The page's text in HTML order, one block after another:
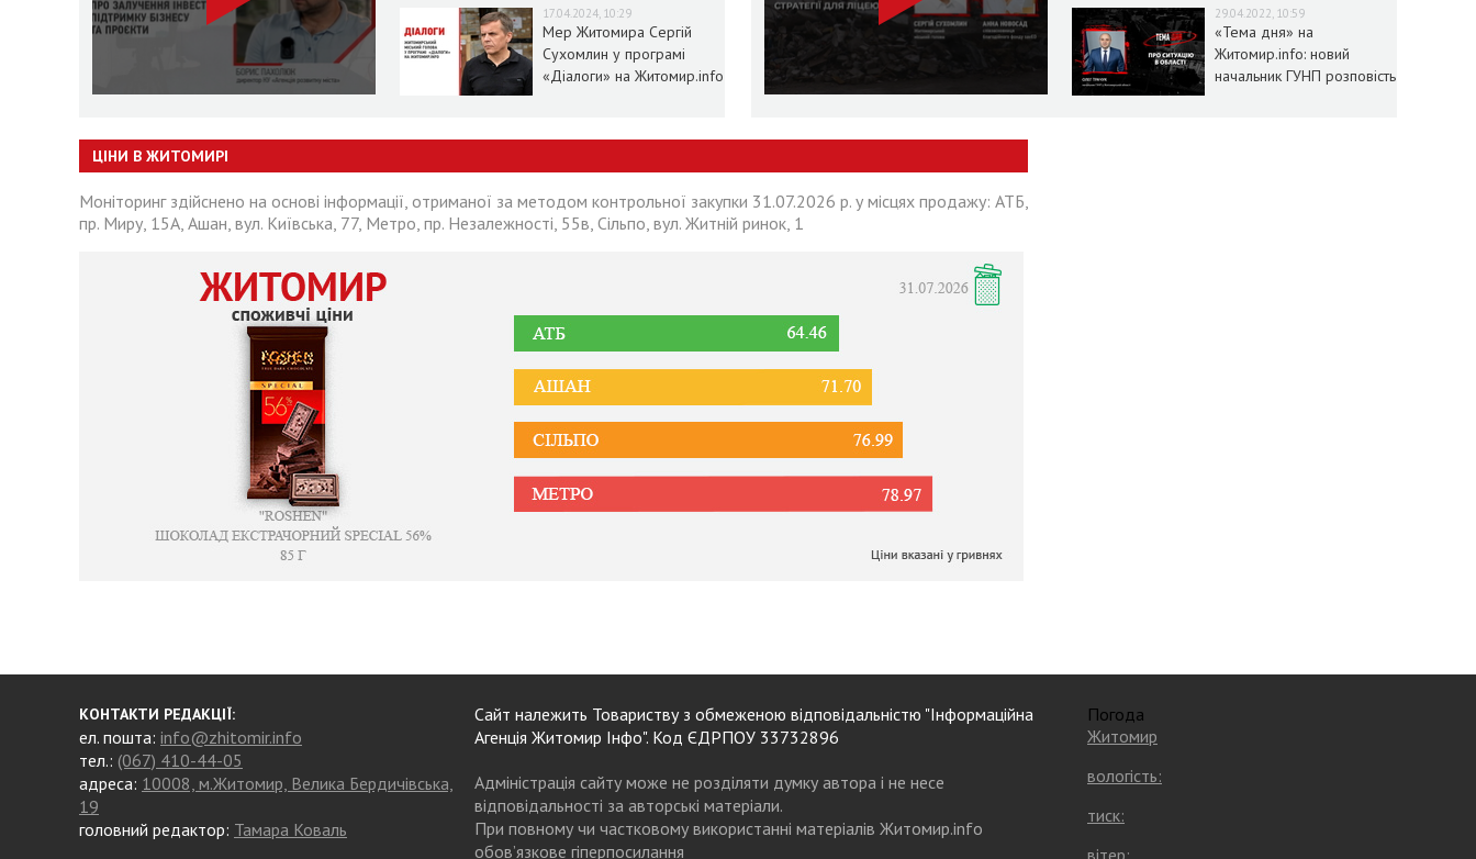
17.04.2024, 10:29
Мер Житомира Сергій
Сухомлин у програмі
«Діалоги» на Житомир.info
29.04.2022, 10:59
«Тема дня» на
Житомир.info: новий
начальник ГУНП розповість
ЦІНИ В ЖИТОМИРІ
Моніторинг здійснено на основі інформації, отриманої за методом контрольної закупки 31.07.2026 р. у місцях продажу: АТБ,
пр. Миру, 15А, Ашан, вул. Київська, 77, Метро, пр. Незалежності, 55в, Сільпо, вул. Житній ринок, 1
КОНТАКТИ РЕДАКЦІЇ:
ел. пошта: info@zhitomir.info
тел.: (067) 410-44-05
адреса: 10008, м.Житомир, Велика Бердичівська,
19
головний редактор: Тамара Коваль
Сайт належить Товариству з обмеженою відповідальністю "Інформаційна
Агенція Житомир Інфо". Код ЄДРПОУ 33732896
Адміністрація сайту може не розділяти думку автора і не несе
відповідальності за авторські матеріали.
При повному чи частковому використанні матеріалів Житомир.info
обов’язкове гіперпосилання
Погода
Житомир
вологість:
тиск:
вітер: